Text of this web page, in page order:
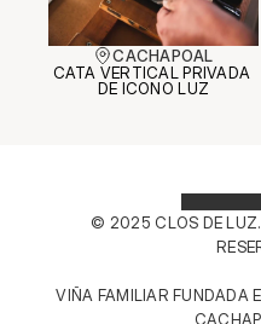
CACHAPOAL
CATA VERTICAL PRIVADA
DE ICONO LUZ
© 2025 CLOS DE LUZ.
VIÑA FAMILIAR FUNDADA